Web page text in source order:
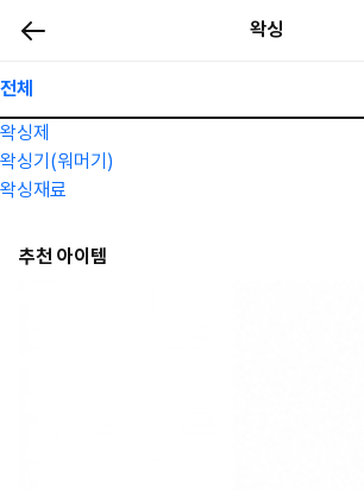
왁싱
전체
왁싱제
왁싱기(워머기)
왁싱재료
추천 아이템